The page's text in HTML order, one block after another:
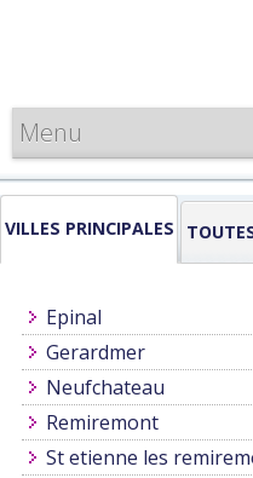
Menu
VILLES PRINCIPALES
Epinal
Gerardmer
Neufchateau
Remiremont
St etienne les